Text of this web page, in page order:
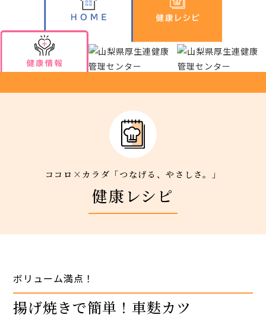
健康情報
新型コロナウイルス対策
IIDA Well-being Park Project.
ココロ×カラダ「つなげる、やさしさ。」
健康レシピ
ボリューム満点！
揚げ焼きで簡単！車麩カツ